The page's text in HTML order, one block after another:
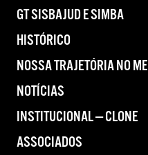
GT SISBAJUD E SIMBA
HISTÓRICO
NOSSA TRAJETÓRIA NO
NOTÍCIAS
INSTITUCIONAL — CLONE
ASSOCIADOS